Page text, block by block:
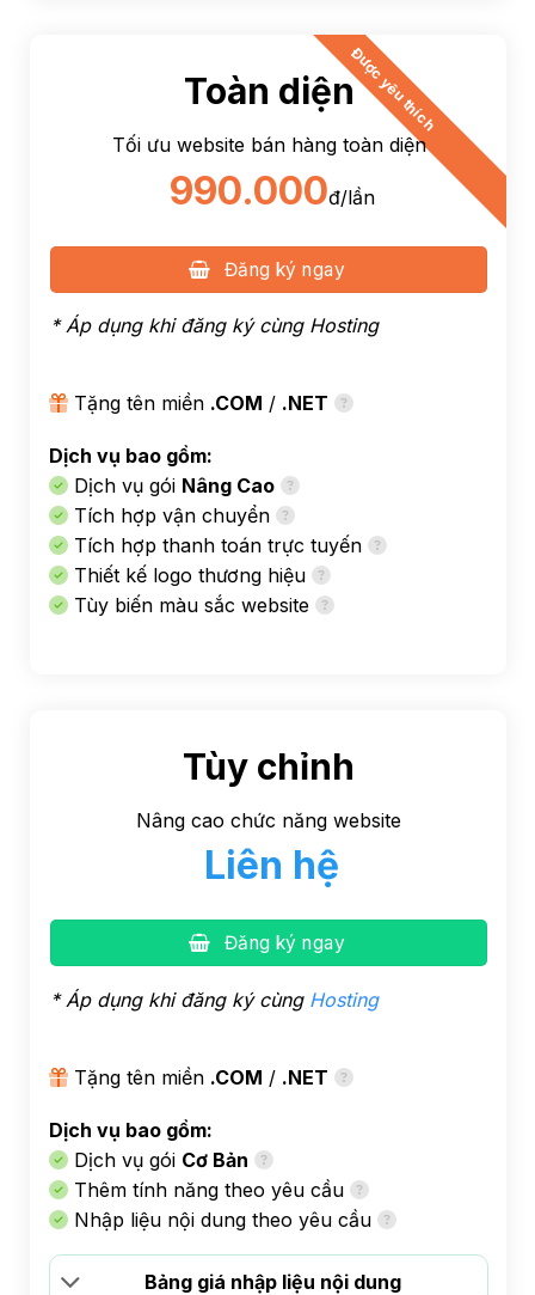
Được yêu thích
Toàn diện
Tối ưu website bán hàng toàn diện
990.000đ/lần
Đăng ký ngay
* Áp dụng khi đăng ký cùng Hosting
Tặng tên miền .COM / .NET
Dịch vụ bao gồm:
Dịch vụ gói Nâng Cao
Tích hợp vận chuyển
Tích hợp thanh toán trực tuyến
Thiết kế logo thương hiệu
Tùy biến màu sắc website
Tùy chỉnh
Nâng cao chức năng website
Liên hệ
Đăng ký ngay
* Áp dụng khi đăng ký cùng Hosting
Tặng tên miền .COM / .NET
Dịch vụ bao gồm:
Dịch vụ gói Cơ Bản
Thêm tính năng theo yêu cầu
Nhập liệu nội dung theo yêu cầu
Bảng giá nhập liệu nội dung